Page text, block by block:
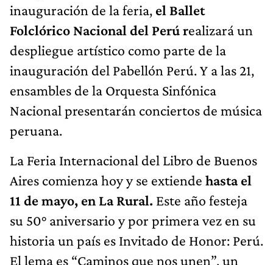
inauguración de la feria, el Ballet
Folclórico Nacional del Perú realizará un
despliegue artístico como parte de la
inauguración del Pabellón Perú. Y a las 21,
ensambles de la Orquesta Sinfónica
Nacional presentarán conciertos de música
peruana.
La Feria Internacional del Libro de Buenos
Aires comienza hoy y se extiende hasta el
11 de mayo, en La Rural. Este año festeja
su 50° aniversario y por primera vez en su
historia un país es Invitado de Honor: Perú.
El lema es “Caminos que nos unen”, un